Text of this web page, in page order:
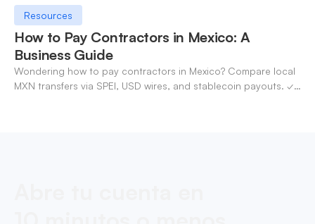
Resources
How to Pay Contractors in Mexico: A
Business Guide
Wondering how to pay contractors in Mexico? Compare local
MXN transfers via SPEI, USD wires, and stablecoin payouts. ✓